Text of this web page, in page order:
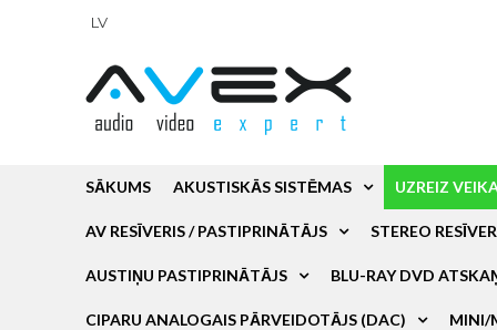
LV
SĀKUMS AKUSTISKĀS SISTĒMAS UZREIZ
AV RESĪVERIS / PASTIPRINĀTĀJS STEREO
AUSTIŅU PASTIPRINĀTĀJS BLU-RAY DVD
CIPARU ANALOGAIS PĀRVEIDOTĀJS (DAC) MINI/